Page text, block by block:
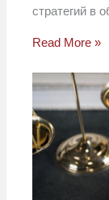
стратегий в
Read More »